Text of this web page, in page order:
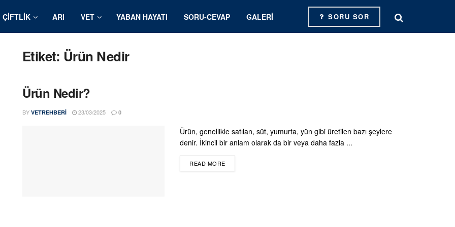
ÇIFTLIK ARI VET YABAN HAYATI SORU-CEVAP GALERI SORU SOR
Etiket: Ürün Nedir
Ürün Nedir?
BY VETREHBERI 23/03/2025 0
Ürün, genellikle satılan, süt, yumurta, yün gibi üretilen bazı şeylere
denir. İkincil bir anlam olarak da bir veya daha fazla ...
READ MOREDETAILS